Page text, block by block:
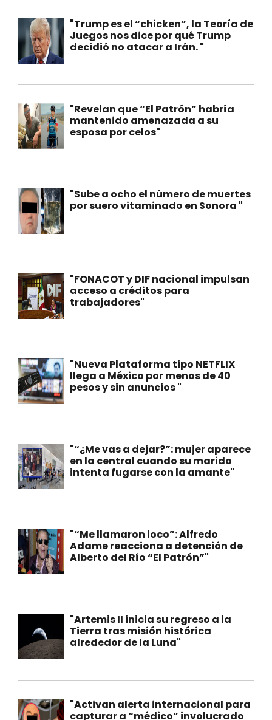
"Trump es el “chicken”, la Teoría de
Juegos nos dice por qué Trump
decidió no atacar a Irán. "
"Revelan que “El Patrón” habría
mantenido amenazada a su
esposa por celos"
"Sube a ocho el número de muertes
por suero vitaminado en Sonora "
"FONACOT y DIF nacional impulsan
acceso a créditos para
trabajadores"
"Nueva Plataforma tipo NETFLIX
llega a México por menos de 40
pesos y sin anuncios "
"“¿Me vas a dejar?”: mujer aparece
en la central cuando su marido
intenta fugarse con la amante"
"“Me llamaron loco”: Alfredo
Adame reacciona a detención de
Alberto del Río “El Patrón”"
"Artemis II inicia su regreso a la
Tierra tras misión histórica
alrededor de la Luna"
"Activan alerta internacional para
capturar a “médico” involucrado